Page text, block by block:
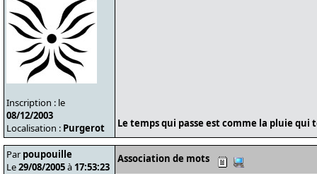
Inscription : le
08/12/2003
Localisation : Purgerot Le temps qui passe est comme la pluie
Par poupouille
Le29/08/2005à 17:53:23
Association de mots